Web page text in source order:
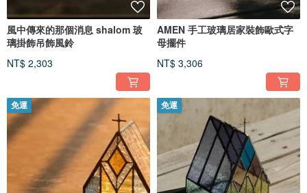
風中傳來的那個消息 shalom 玻
璃掛飾吊飾風鈴
NT$ 2,303
AMEN 手工玻璃居家裝飾歐式字
母擺件
NT$ 3,306
免運 免運